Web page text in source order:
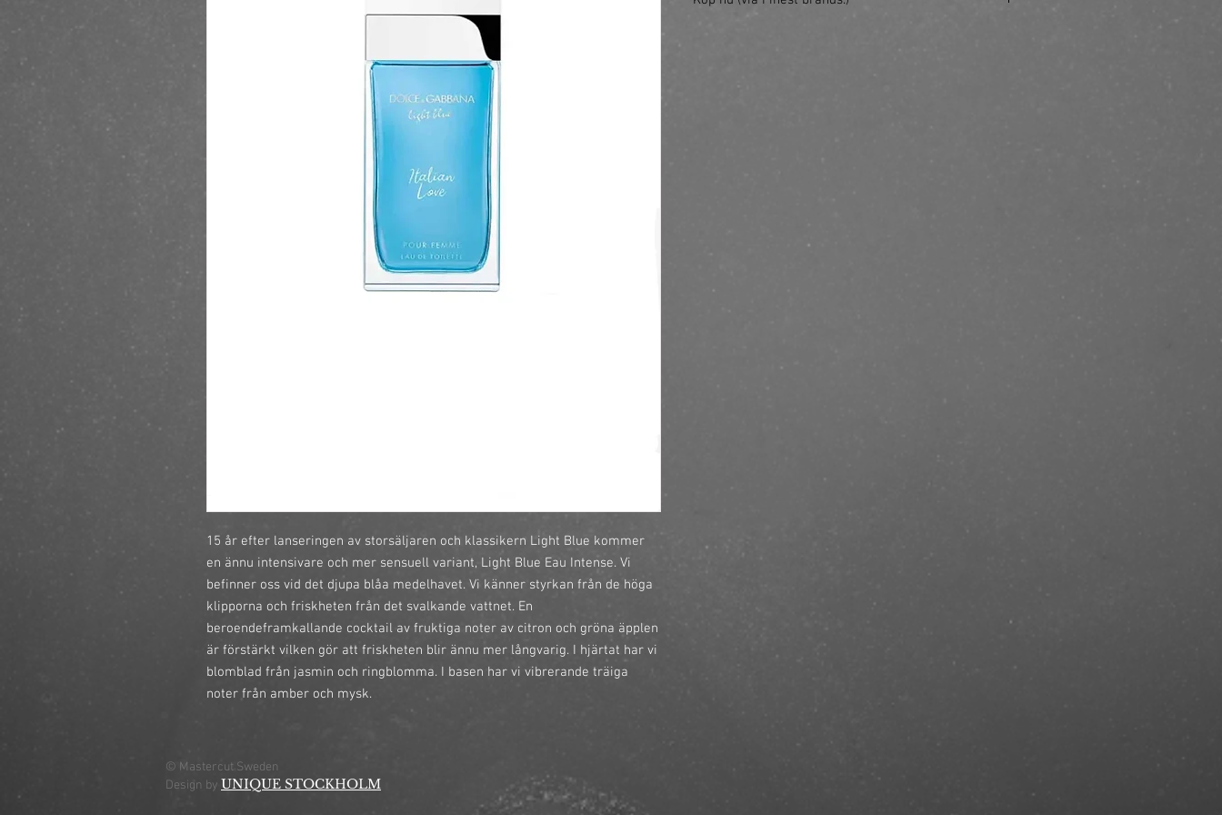
15 år efter lanseringen av storsäljaren och klassikern Light Blue kommer
en ännu intensivare och mer sensuell variant, Light Blue Eau Intense. Vi
befinner oss vid det djupa blåa medelhavet. Vi känner styrkan från de höga
klipporna och friskheten från det svalkande vattnet. En
beroendeframkallande cocktail av fruktiga noter av citron och gröna äpplen
är förstärkt vilken gör att friskheten blir ännu mer långvarig. I hjärtat har vi
blomblad från jasmin och ringblomma. I basen har vi vibrerande träiga
noter från amber och mysk.
© Mastercut Sweden
Design by UNIQUE STOCKHOLM